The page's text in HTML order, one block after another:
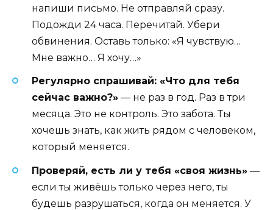
напиши письмо. Не отправляй сразу.
Подожди 24 часа. Перечитай. Убери
обвинения. Оставь только: «Я чувствую…
Мне важно… Я хочу…»
Регулярно спрашивай: «Что для тебя
сейчас важно?» — не раз в год. Раз в три
месяца. Это не контроль. Это забота. Ты
хочешь знать, как жить рядом с человеком,
который меняется.
Проверяй, есть ли у тебя «своя жизнь» —
если ты живёшь только через него, ты
будешь разрушаться, когда он меняется. У